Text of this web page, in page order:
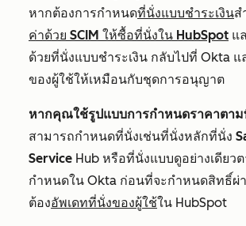
หากต้องการกำหนดที่นั่งแบบชำระเงินส
ค่าด้วย SCIM ให้ซื้อที่นั่งใน HubSpot แ
ด้วยที่นั่งแบบชำระเงิน กลับไปที่ Okta แ
ของผู้ใช้ให้เหมือนกับชุดการอนุญาต
หากคุณใช้รูปแบบการกำหนดราคาตาม
สามารถกำหนดที่นั่งเช่นที่นั่งหลักที่นั่ง
Service Hub หรือที่นั่งแบบดูอย่างเดียว
กำหนดใน Okta ก่อนที่จะกำหนดสิทธิ์ผ่
ต้องอัพเดทที่นั่งของผู้ใช้ใน HubSpot